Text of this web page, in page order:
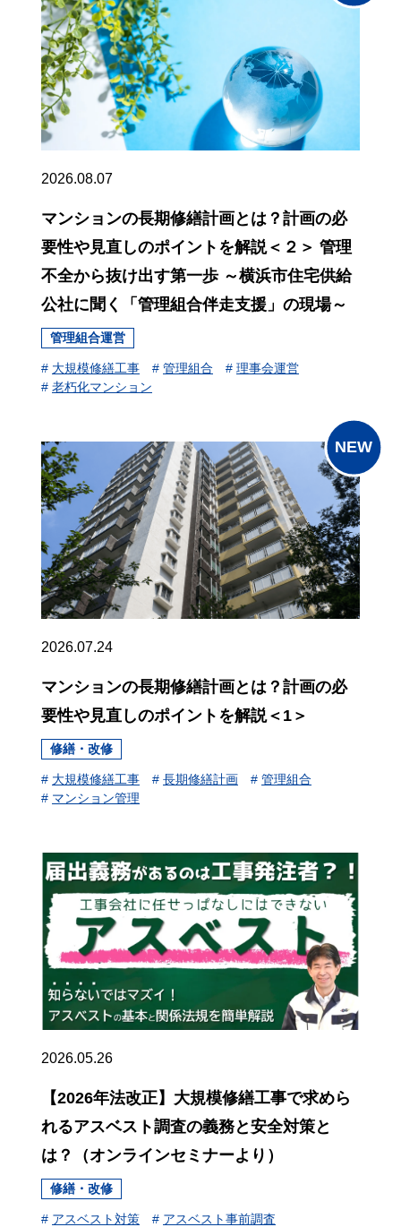
2026.08.07
マンションの長期修繕計画とは？計画の必
要性や見直しのポイントを解説＜２＞ 管理
不全から抜け出す第一歩 ～横浜市住宅供給
公社に聞く「管理組合伴走支援」の現場～
管理組合運営
# 大規模修繕工事 # 管理組合 # 理事会運営
# 老朽化マンション
2026.07.24
マンションの長期修繕計画とは？計画の必
要性や見直しのポイントを解説＜1＞
修繕・改修
# 大規模修繕工事 # 長期修繕計画 # 管理組合
# マンション管理
2026.05.26
【2026年法改正】大規模修繕工事で求めら
れるアスベスト調査の義務と安全対策と
は？（オンラインセミナーより）
修繕・改修
# アスベスト対策 # アスベスト事前調査